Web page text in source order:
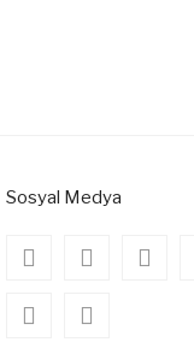
Sosyal Medya